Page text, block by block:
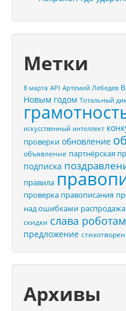
Метки
8 марта API Артемий Лебедев
Новым годом Тотальный
искусственный интеллект
проверки обновление
объявление партнёрская
подписка
правила
проверка правописания
над ошибками распродажа
скидки слава роботам
предложение
Архивы